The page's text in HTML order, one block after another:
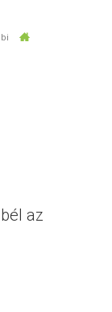
az